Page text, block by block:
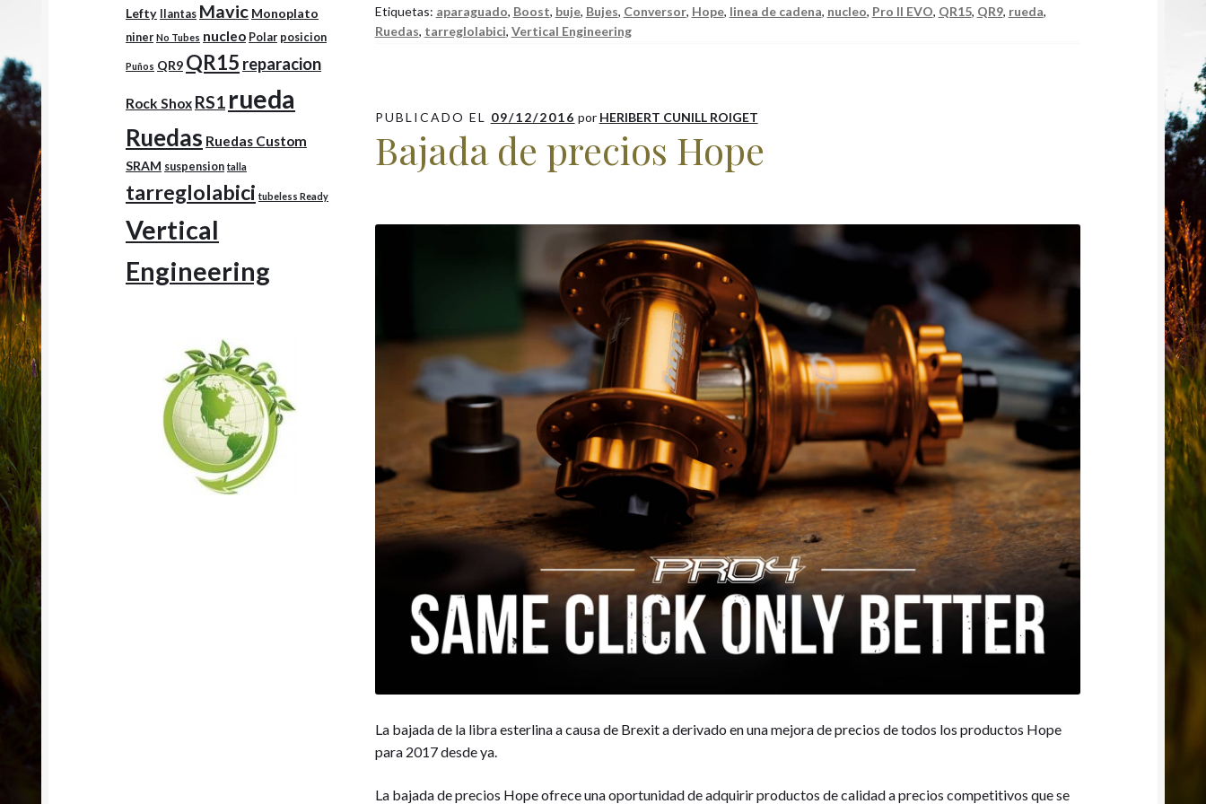
o
A
ar
Etiquetas: aparaguado, Boost, buje, Bujes, Conversor, Hope, linea de cadena, nucleo, Pro II EVO, QR15, QR9, rueda,
Ruedas, tarreglolabici, Vertical Engineering
PUBLICADO EL 09/12/2016 por HERIBERT CUNILL ROIGET
Bajada de precios Hope
La bajada de la libra esterlina a causa de Brexit a derivado en una mejora de precios de todos los productos Hope
para 2017 desde ya.
La bajada de precios Hope ofrece una oportunidad de adquirir productos de calidad a precios competitivos que se
Lefty llantas Mavic Monoplato
niner No Tubes nucleo Polar posicion
Puños QR9 QR15 reparacion
Rock Shox RS1 rueda
Ruedas Ruedas Custom
SRAM suspension talla
tarreglolabici tubeless Ready
Vertical
Engineering